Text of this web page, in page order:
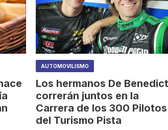
AUTOMOVILISMO
Los hermanos De
correrán juntos en la
Carrera de los 300 Pilotos
del Turismo Pista